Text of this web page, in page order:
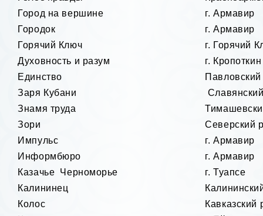
Город на вершине
г. Армавир
Городок
г. Армавир
Горячий Ключ
г. Горячий
Духовность и разум
г. Кропоткин
Единство
Заря Кубани
Знамя труда
Зори
Северский
Импульс
г. Армавир
Информбюро
г. Армавир
Казачье Черноморье
г. Туапсе
Калининец
Колос
Кавказский